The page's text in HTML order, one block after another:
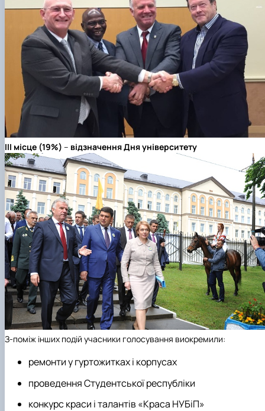
ІІІ місце (19%) – відзначення Дня університету
З-поміж інших подій учасники голосування виокремили:
ремонти у гуртожитках і корпусах
проведення Студентської республіки
конкурс краси і талантів «Краса НУБіП»